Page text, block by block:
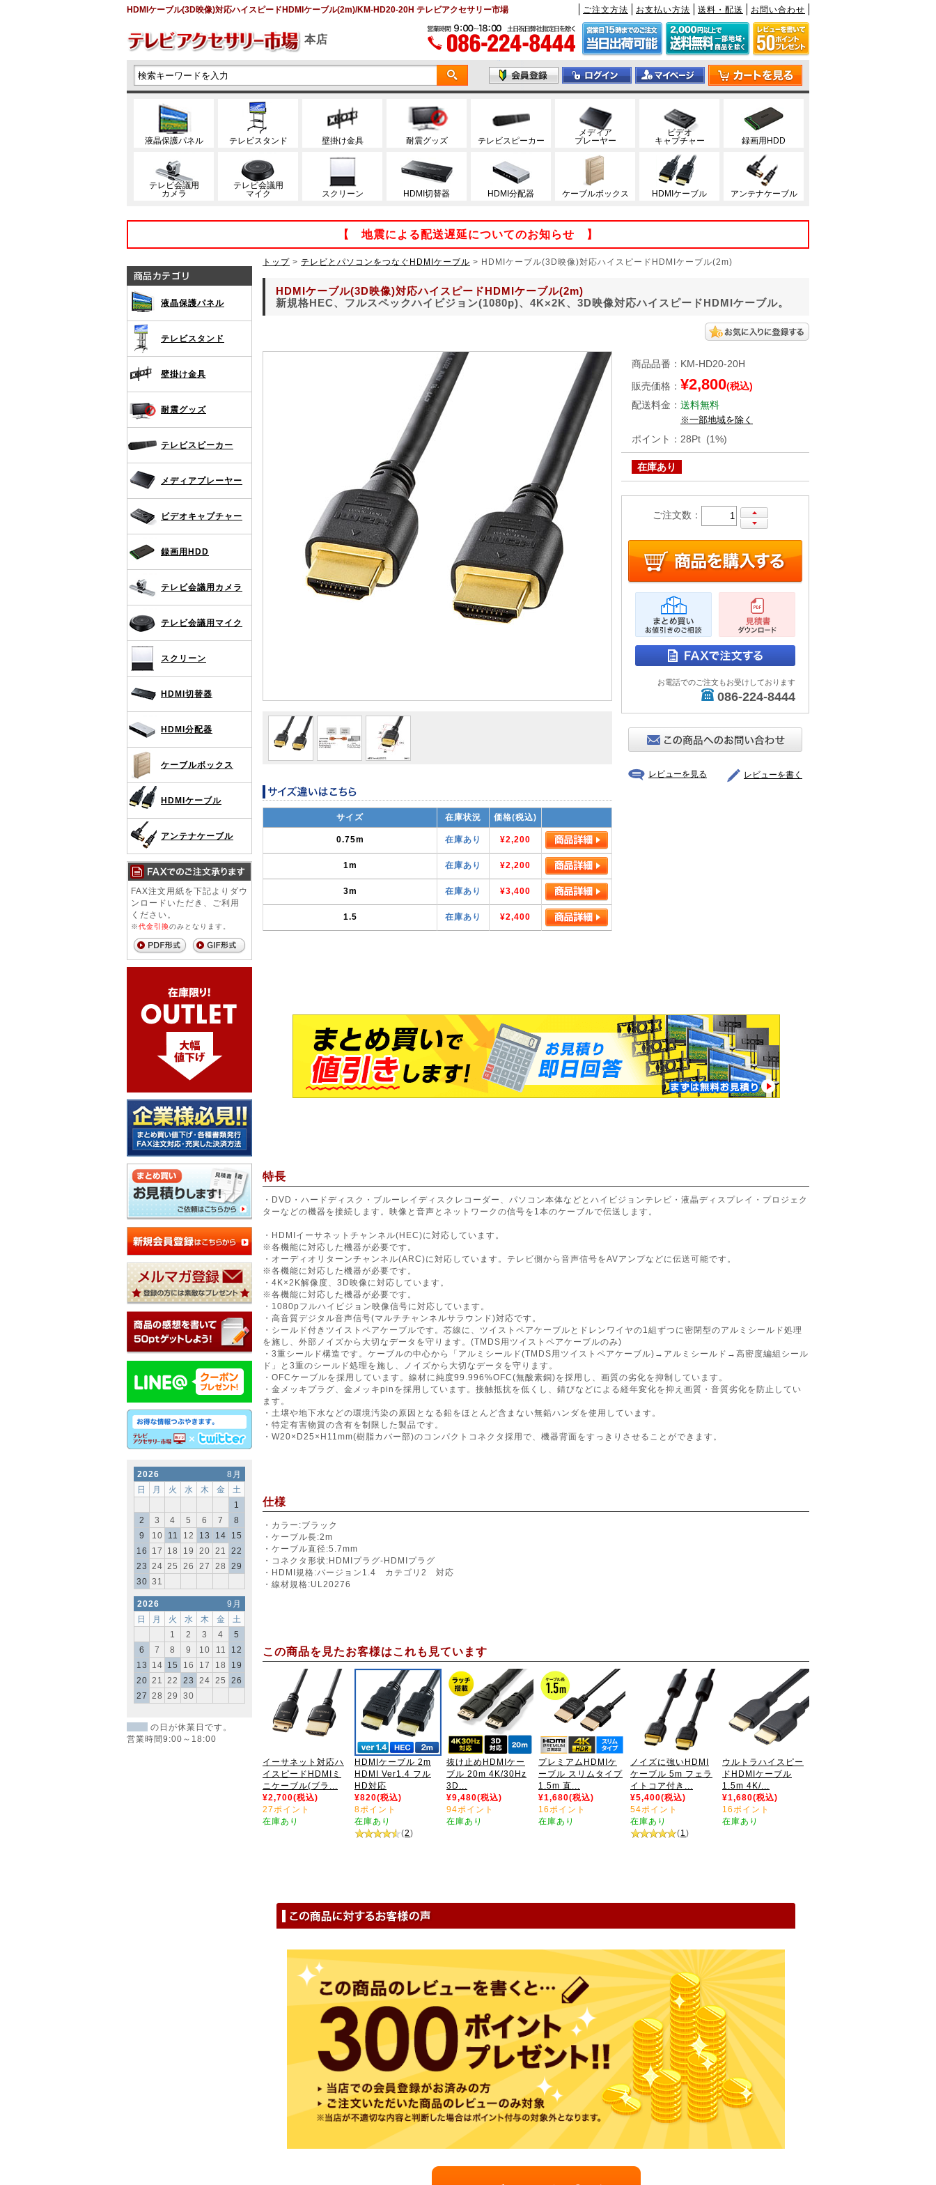
HDMIケーブル(3D映像)対応ハイスピードHDMIケーブル(2m)/KM-HD20-20H テレビアクセサリー市場 ご注文方法 お支払い方法 送料・配送 お問い合わせ
本店
液晶保護パネル テレビスタンド 壁掛け金具 耐震グッズ テレビスピーカー
メディア
プレーヤー
ビデオ
キャプチャー
録画用HDD
テレビ会議用
カメラ
テレビ会議用
マイク
スクリーン HDMI切替器 HDMI分配器 ケーブルボックス HDMIケーブル アンテナケーブル
【 地震による配送遅延についてのお知らせ 】
液晶保護パネル
テレビスタンド
壁掛け金具
耐震グッズ
テレビスピーカー
メディアプレーヤー
ビデオキャプチャー
録画用HDD
テレビ会議用カメラ
テレビ会議用マイク
スクリーン
HDMI切替器
HDMI分配器
ケーブルボックス
HDMIケーブル
アンテナケーブル
FAX注文用紙を下記よりダウ
ンロードいただき、ご利用
ください。
※代金引換のみとなります。
2026
8月
日
月 火 水 木 金
土
1
2
3 4 5 6 7
8
9
10 11 12 13 14
15
16
17 18 19 20 21
22
23
24 25 26 27 28
29
30 31
2026
9月
日
月 火 水 木 金
土
1
2 3 4
5
6
7 8 9 10 11
12
13
14 15 16 17 18
19
20
21 22 23 24 25
26
27
28 29 30
の日が休業日です。
営業時間9:00～18:00
トップ > テレビとパソコンをつなぐHDMIケーブル > HDMIケーブル(3D映像)対応ハイスピードHDMIケーブル(2m)
HDMIケーブル(3D映像)対応ハイスピードHDMIケーブル(2m)
新規格HEC、フルスペックハイビジョン(1080p)、4K×2K、3D映像対応ハイスピードHDMIケーブル。
サイズ 在庫状況 価格(税込)
0.75m 在庫あり ¥2,200
1m 在庫あり ¥2,200
3m 在庫あり ¥3,400
1.5 在庫あり ¥2,400
商品品番 ： KM-HD20-20H
販売価格 ： ¥2,800(税込)
配送料金 ： 送料無料
※一部地域を除く
ポイント ： 28Pt (1%)
在庫あり
ご注文数：
お電話でのご注文もお受けしております
086-224-8444
レビューを見る レビューを書く
特長
・DVD・ハードディスク・ブルーレイディスクレコーダー、パソコン本体などとハイビジョンテレビ・液晶ディスプレイ・プロジェク
ターなどの機器を接続します。映像と音声とネットワークの信号を1本のケーブルで伝送します。
・HDMIイーサネットチャンネル(HEC)に対応しています。
※各機能に対応した機器が必要です。
・オーディオリターンチャンネル(ARC)に対応しています。テレビ側から音声信号をAVアンプなどに伝送可能です。
※各機能に対応した機器が必要です。
・4K×2K解像度、3D映像に対応しています。
※各機能に対応した機器が必要です。
・1080pフルハイビジョン映像信号に対応しています。
・高音質デジタル音声信号(マルチチャンネルサラウンド)対応です。
・シールド付きツイストペアケーブルです。芯線に、ツイストペアケーブルとドレンワイヤの1組ずつに密閉型のアルミシールド処理
を施し、外部ノイズから大切なデータを守ります。(TMDS用ツイストペアケーブルのみ)
・3重シールド構造です。ケーブルの中心から「アルミシールド(TMDS用ツイストペアケーブル)→アルミシールド→高密度編組シール
ド」と3重のシールド処理を施し、ノイズから大切なデータを守ります。
・OFCケーブルを採用しています。線材に純度99.996%OFC(無酸素銅)を採用し、画質の劣化を抑制しています。
・金メッキプラグ、金メッキpinを採用しています。接触抵抗を低くし、錆びなどによる経年変化を抑え画質・音質劣化を防止してい
ます。
・土壌や地下水などの環境汚染の原因となる鉛をほとんど含まない無鉛ハンダを使用しています。
・特定有害物質の含有を制限した製品です。
・W20×D25×H11mm(樹脂カバー部)のコンパクトコネクタ採用で、機器背面をすっきりさせることができます。
仕様
・カラー:ブラック
・ケーブル長:2m
・ケーブル直径:5.7mm
・コネクタ形状:HDMIプラグ-HDMIプラグ
・HDMI規格:バージョン1.4 カテゴリ2 対応
・線材規格:UL20276
この商品を見たお客様はこれも見ています
イーサネット対応ハ
イスピードHDMIミ
ニケーブル(ブラ...
¥2,700(税込)
27ポイント
在庫あり
HDMIケーブル 2m
HDMI Ver1.4 フル
HD対応
¥820(税込)
8ポイント
在庫あり
(2)
抜け止めHDMIケー
ブル 20m 4K/30Hz
3D...
¥9,480(税込)
94ポイント
在庫あり
プレミアムHDMIケ
ーブル スリムタイプ
1.5m 直...
¥1,680(税込)
16ポイント
在庫あり
ノイズに強いHDMI
ケーブル 5m フェラ
イトコア付き...
¥5,400(税込)
54ポイント
在庫あり
(1 )
ウルトラハイスピー
ドHDMIケーブル
1.5m 4K/...
¥1,680(税込)
16ポイント
在庫あり